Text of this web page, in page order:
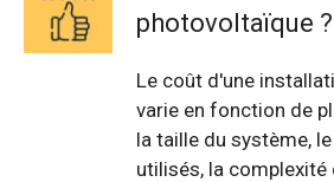
photovoltaïque ?
Le coût d'une
varie en fonction de
la taille du système,
utilisés, la